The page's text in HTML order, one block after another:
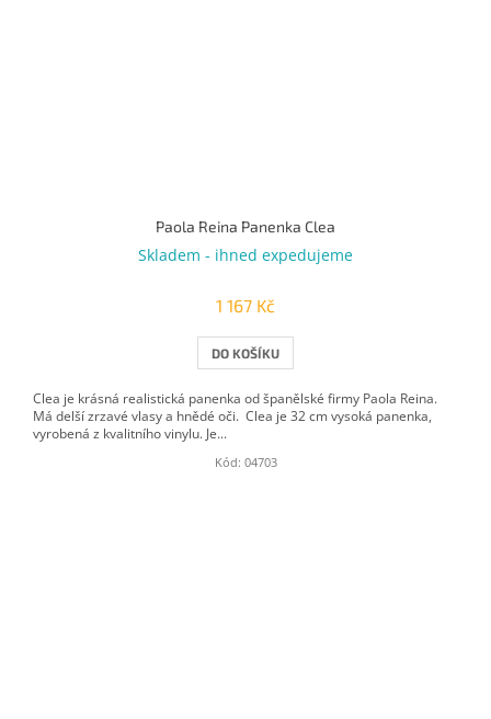
Paola Reina Panenka Clea
Skladem - ihned expedujeme
1 167 Kč
DO KOŠÍKU
Clea je krásná realistická panenka od španělské firmy Paola Reina.
Má delší zrzavé vlasy a hnědé oči. Clea je 32 cm vysoká panenka,
vyrobená z kvalitního vinylu. Je...
Kód: 04703